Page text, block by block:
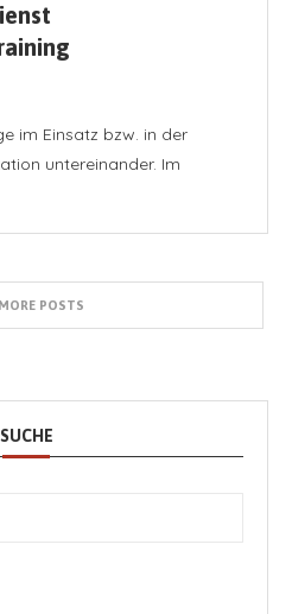
im Einsatz bzw. in der
untereinander. Im
POSTS
SUCHE